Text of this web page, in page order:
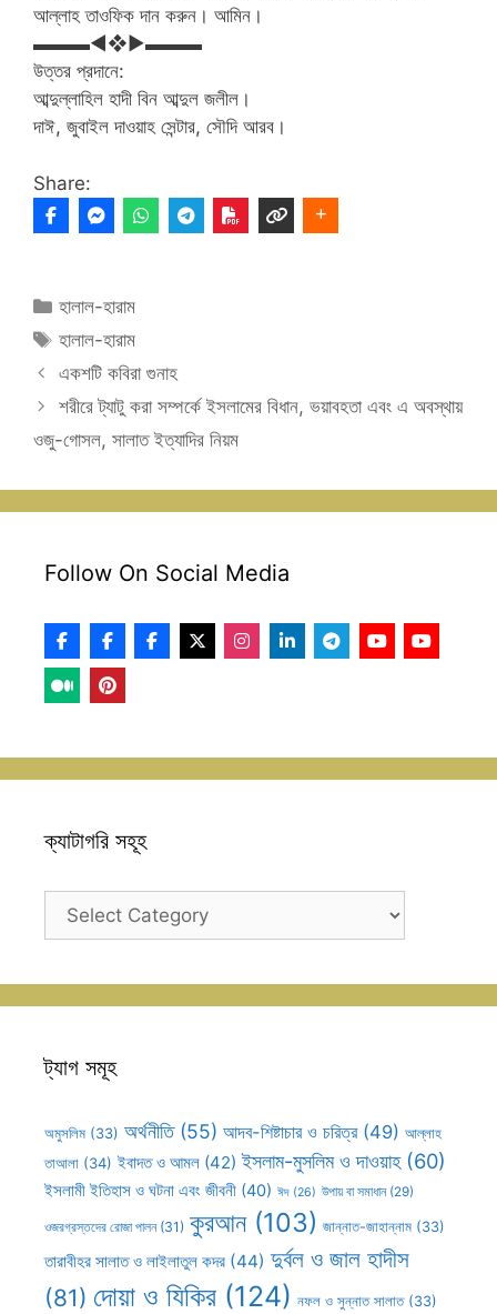
আল্লাহ তাওফিক দান করুন। আমিন।
▬▬▬◄❖►▬▬▬
উত্তর প্রদানে:
আব্দুল্লাহিল হাদী বিন আব্দুল জলীল।
দাঈ, জুবাইল দাওয়াহ সেন্টার, সৌদি আরব।
Share:
Categories
হালাল-হারাম
Tags
হালাল-হারাম
একশটি কবিরা গুনাহ
শরীরে ট্যাটু করা সম্পর্কে ইসলামের বিধান, ভয়াবহতা এবং এ অবস্থায়
ওজু-গোসল, সালাত ইত্যাদির নিয়ম
Follow On Social Media
ক্যাটাগরি সহূহ
ক্যাটাগরি
ট্যাগ সমূহ
অমুসলিম (33) অর্থনীতি(55) আদব-শিষ্টাচার ও চরিত্র(49) আল্লাহ
তাআলা (34) ইবাদত ও আমল (42) ইসলাম-মুসলিম ও দাওয়াহ(60)
ইসলামী ইতিহাস ও ঘটনা এবং জীবনী (40) ঈদ (26) উপায় বা সমাধান(29)
ওজরগ্রস্তদের রোজা পালন(31) কুরআন(103) জান্নাত-জাহান্নাম (33)
তারাবীহর সালাত ও লাইলাতুল কদর (44) দুর্বল ও জাল হাদীস
(81) দোয়া ও যিকির (124) নফল ও সুন্নাত সালাত(33)